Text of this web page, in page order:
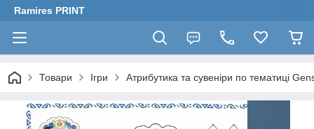
Ramires PRINT
Товари Ігри Атрибутика та сувеніри по тематиці